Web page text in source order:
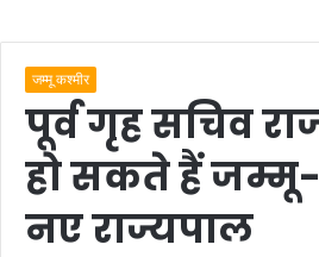
जम्मू कश्मीर
पूर्व गृह सचिव
हो सकते हैं
नए राज्यपाल